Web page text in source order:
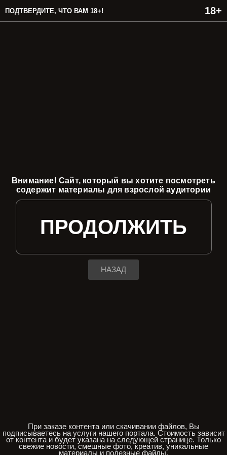
ПОДТВЕРДИТЕ, ЧТО ВАМ 18+!
Внимание! Сайт, который вы хотите посмотреть
содержит материалы для взрослой аудитории
ПРОДОЛЖИТЬ
НАЗАД
При заказе контента или скачивании файлов, Вы
подписываетесь на услуги нашего портала. Стоимость зависит
от контента и будет указана на следующей странице. Только
свежие новости, смешные фото, креатив, уникальные
материалы и полезные файлы.